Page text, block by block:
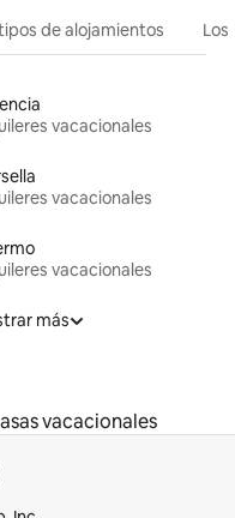
de alojamientos
vacacionales
vacacionales
vacacionales
más
vacacionales